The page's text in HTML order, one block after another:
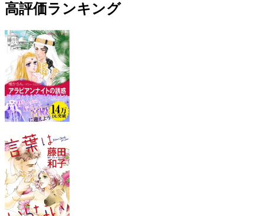
高評価ランキング